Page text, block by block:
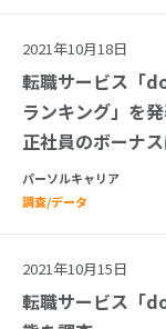
2021年10月18日
転職サービス「
ランキング」を
正社員のボーナ
パーソルキャリア
調査/データ
2021年10月15日
転職サービス「